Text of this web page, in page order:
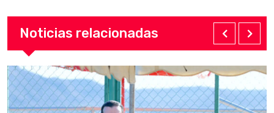
Noticias relacionadas